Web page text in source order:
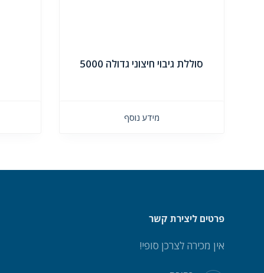
סוללת גיבוי חיצוני גדולה 5000
מידע נוסף
פרטים ליצירת קשר
אין מכירה לצרכן סופי!